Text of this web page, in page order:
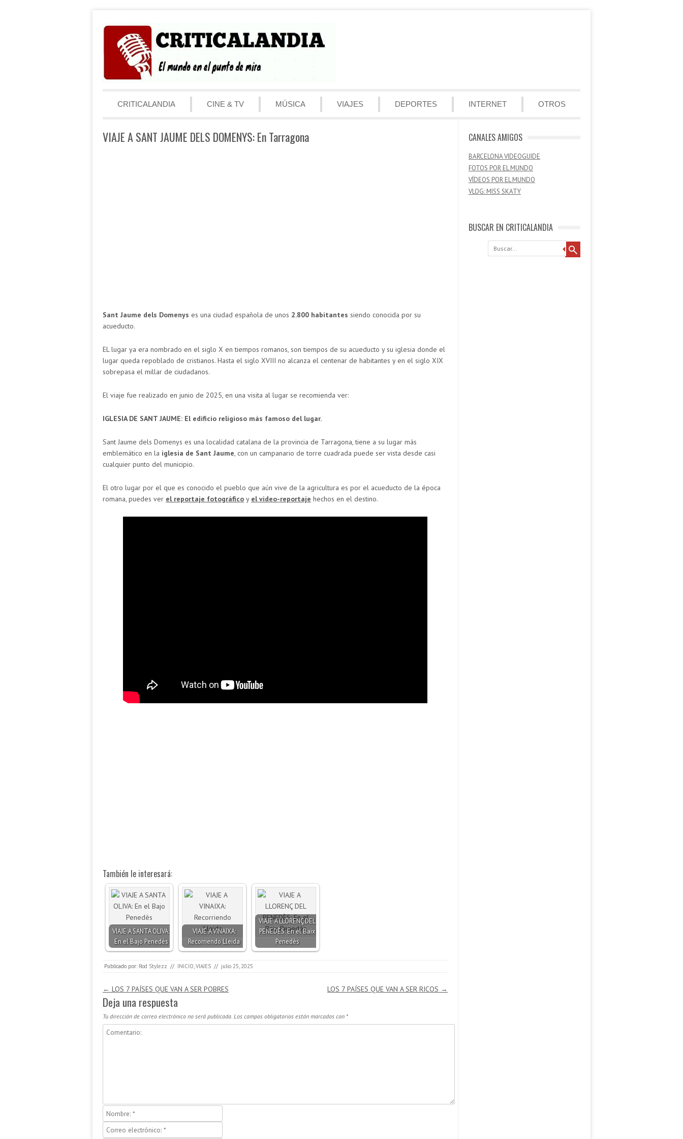
Menú
CRITICALANDIA
CINE & TV MÚSICA VIAJES DEPORTES INTERNET OTROS
VIAJE A SANT JAUME DELS DOMENYS: En Tarragona
Sant Jaume dels Domenys es una ciudad española de unos 2.800 habitantes siendo conocida por su
acueducto.
EL lugar ya era nombrado en el siglo X en tiempos romanos, son tiempos de su acueducto y su iglesia donde el
lugar queda repoblado de cristianos. Hasta el siglo XVIII no alcanza el centenar de habitantes y en el siglo XIX
sobrepasa el millar de ciudadanos.
El viaje fue realizado en junio de 2025, en una visita al lugar se recomienda ver:
IGLESIA DE SANT JAUME: El edificio religioso más famoso del lugar.
Sant Jaume dels Domenys es una localidad catalana de la provincia de Tarragona, tiene a su lugar más
emblemático en la iglesia de Sant Jaume, con un campanario de torre cuadrada puede ser vista desde casi
cualquier punto del municipio.
El otro lugar por el que es conocido el pueblo que aún vive de la agricultura es por el acueducto de la época
romana, puedes ver el reportaje fotográfico y el video-reportaje hechos en el destino.
También le interesará:
VIAJE A SANTA OLIVA:
En el Bajo Penedès
VIAJE A VINAIXA:
Recorriendo Lleida
VIAJE A LLORENÇ DEL
PENEDÈS: En el Baix
Penedès
Publicado por: Rod Stylezz // INICIO VIAJES // julio 25, 2025
Navegación de entradas
← LOS 7 PAÍSES QUE VAN A SER POBRES LOS 7 PAÍSES QUE VAN A SER RICOS →
Deja una respuesta
Tu dirección de correo electrónico no será publicada. Los campos obligatorios están marcados con *
CANALES AMIGOS
BARCELONA VIDEOGUIDE
FOTOS POR EL MUNDO
VÍDEOS POR EL MUNDO
VLOG: MISS SKATY
BUSCAR EN CRITICALANDIA
Buscar